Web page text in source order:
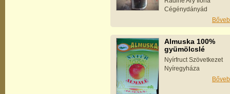
Cégénydányád
Almuska 100%
gyümölcslé
Nyírfruct Szövetkezet
Nyíregyháza